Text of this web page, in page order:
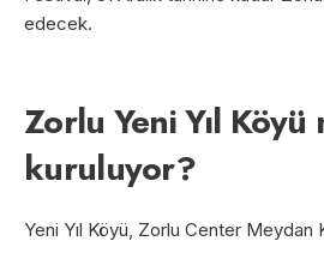
edecek.
Zorlu Yeni Yıl
kuruluyor?
Yeni Yıl Köyü, Zorlu Center Meydan